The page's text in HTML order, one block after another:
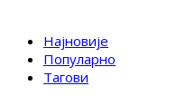
Најновије
Популарно
Тагови